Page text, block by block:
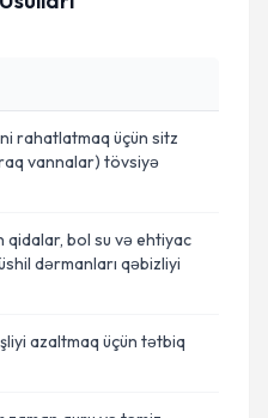
rahatlatmaq üçün sitz
vannalar) tövsiyə
qidalar, bol su və ehtiyac
dərmanları qəbizliyi
azaltmaq üçün tətbiq